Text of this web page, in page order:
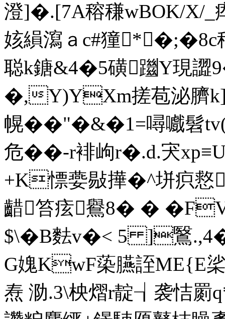
澄]�.[7A穃稴wBOK/X/_
姟縜瀉ａc#獞*�;�8c
聪 k鎕&4�5磺躖Y現譅
�,Y)YXm搓苞泌臍
幌��"�&�1=噚嚱髫
危 ��-r裶岣r�.d.宊
+K慓嬊敡撶� ^垪疻
齰笞痃鸒8� �
$\�B麮v�< 5 ]鷖
G媿KwF蒅臙誈ME{E
焘 泐.3\柍熠r靛┧袭恄